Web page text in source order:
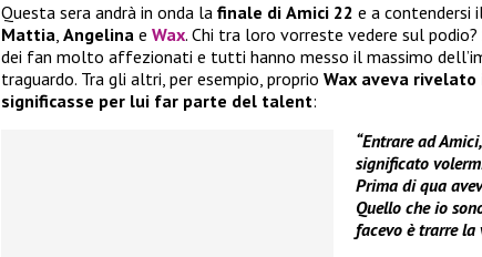
Questa sera andrà in onda la finale di Amici 22 e a contendersi
Mattia, Angelina e Wax. Chi tra loro vorreste vedere sul
dei fan molto affezionati e tutti hanno messo il massimo
traguardo. Tra gli altri, per esempio, proprio Wax aveva
significasse per lui far parte del talent:
“Entrare ad
significato
Prima di qua
Quello che io
facevo è trarre la